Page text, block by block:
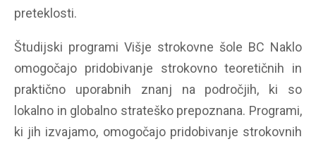
preteklosti.
Študijski programi Višje strokovne šole BC Naklo
omogočajo pridobivanje strokovno teoretičnih in
praktično uporabnih znanj na področjih, ki so
lokalno in globalno strateško prepoznana. Programi,
ki jih izvajamo, omogočajo pridobivanje strokovnih